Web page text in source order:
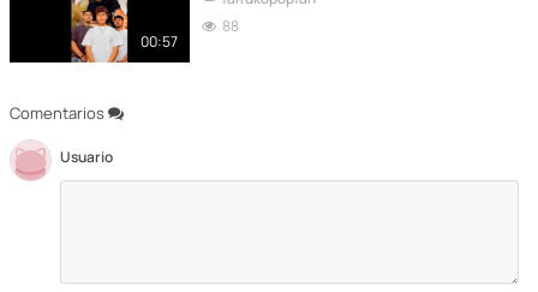
Comentarios
Usuario
00:57
88